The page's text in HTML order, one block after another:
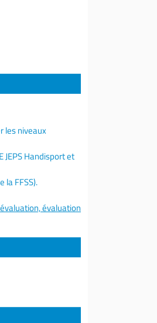
les niveaux
JEPS Handisport et
la FFSS).
évaluation